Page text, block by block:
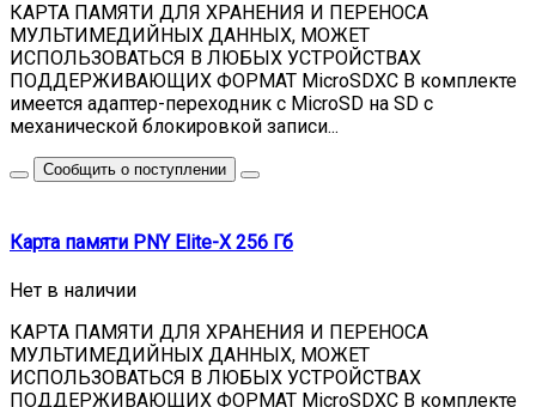
КАРТА ПАМЯТИ ДЛЯ ХРАНЕНИЯ И ПЕРЕНОСА
МУЛЬТИМЕДИЙНЫХ ДАННЫХ, МОЖЕТ
ИСПОЛЬЗОВАТЬСЯ В ЛЮБЫХ УСТРОЙСТВАХ
ПОДДЕРЖИВАЮЩИХ ФОРМАТ MicroSDXC В комплекте
имеется адаптер-переходник с MicroSD на SD с
механической блокировкой записи...
Сообщить о поступлении
Карта памяти PNY Elite-X 256 Гб
Нет в наличии
КАРТА ПАМЯТИ ДЛЯ ХРАНЕНИЯ И ПЕРЕНОСА
МУЛЬТИМЕДИЙНЫХ ДАННЫХ, МОЖЕТ
ИСПОЛЬЗОВАТЬСЯ В ЛЮБЫХ УСТРОЙСТВАХ
ПОДДЕРЖИВАЮЩИХ ФОРМАТ MicroSDXC В комплекте